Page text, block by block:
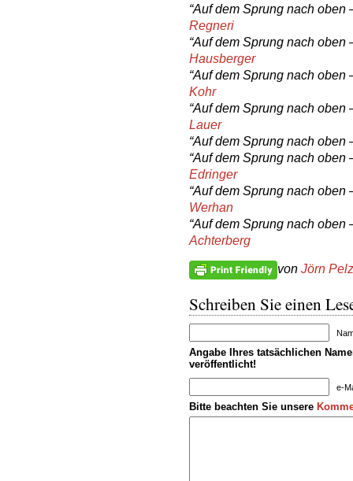
“Auf dem Sprung nach oben
Regneri
“Auf dem Sprung nach oben
Hausberger
“Auf dem Sprung nach oben
Kohr
“Auf dem Sprung nach oben
Lauer
“Auf dem Sprung nach oben
“Auf dem Sprung nach oben
Edringer
“Auf dem Sprung nach oben
Werhan
“Auf dem Sprung nach oben
Achterberg
von Jörn
Schreiben Sie einen
Angabe Ihres tatsächlichen
veröffentlicht!
e-
Bitte beachten Sie unsere